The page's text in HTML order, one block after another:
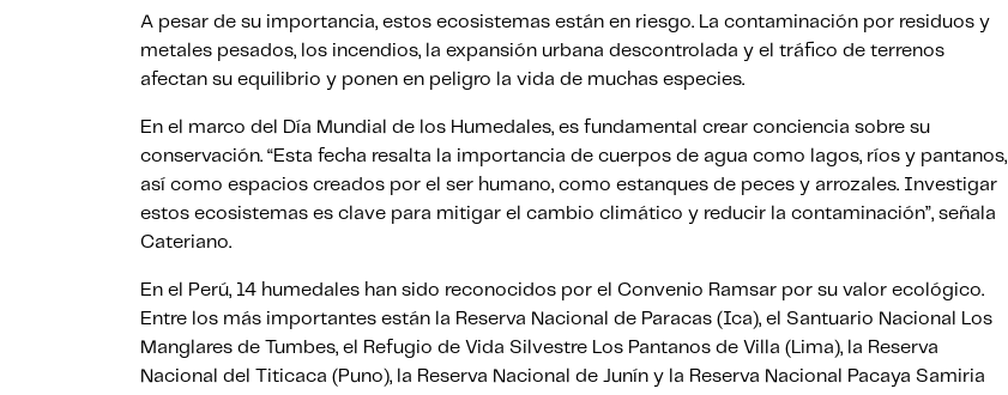
A pesar de su importancia, estos ecosistemas están en riesgo. La contaminación por residuos y
metales pesados, los incendios, la expansión urbana descontrolada y el tráfico de terrenos
afectan su equilibrio y ponen en peligro la vida de muchas especies.
En el marco del Día Mundial de los Humedales, es fundamental crear conciencia sobre su
conservación. “Esta fecha resalta la importancia de cuerpos de agua como lagos, ríos y pantanos,
así como espacios creados por el ser humano, como estanques de peces y arrozales. Investigar
estos ecosistemas es clave para mitigar el cambio climático y reducir la contaminación”, señala
Cateriano.
En el Perú, 14 humedales han sido reconocidos por el Convenio Ramsar por su valor ecológico.
Entre los más importantes están la Reserva Nacional de Paracas (Ica), el Santuario Nacional Los
Manglares de Tumbes, el Refugio de Vida Silvestre Los Pantanos de Villa (Lima), la Reserva
Nacional del Titicaca (Puno), la Reserva Nacional de Junín y la Reserva Nacional Pacaya Samiria